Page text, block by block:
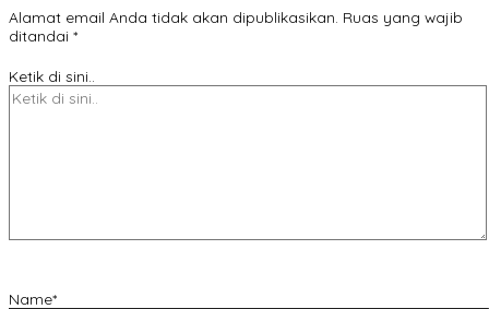
Alamat email Anda tidak akan dipublikasikan. Ruas yang wajib
ditandai *
Ketik di sini..
Name*